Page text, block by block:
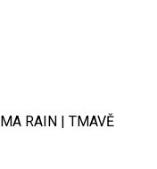
RAIN | TMAVĚ